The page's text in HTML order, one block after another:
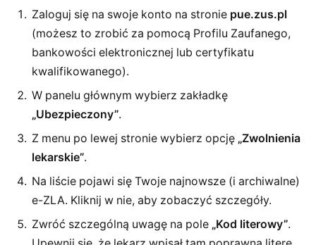
Zaloguj się na swoje konto na stronie pue.zus.pl
(możesz to zrobić za pomocą Profilu Zaufanego,
bankowości elektronicznej lub certyfikatu
kwalifikowanego).
W panelu głównym wybierz zakładkę
„Ubezpieczony”.
Z menu po lewej stronie wybierz opcję „Zwolnienia
lekarskie”.
Na liście pojawi się Twoje najnowsze (i archiwalne)
e-ZLA. Kliknij w nie, aby zobaczyć szczegóły.
Zwróć szczególną uwagę na pole „Kod literowy”.